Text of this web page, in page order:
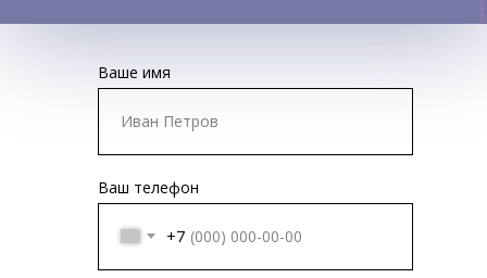
Ваше имя
Ваш телефон
+7